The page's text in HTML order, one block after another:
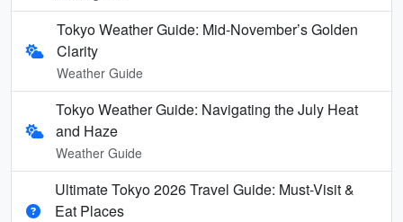
Tokyo Weather Guide: Mid-November’s Golden
Clarity
Weather Guide
Tokyo Weather Guide: Navigating the July Heat
and Haze
Weather Guide
Ultimate Tokyo 2026 Travel Guide: Must-Visit &
Eat Places